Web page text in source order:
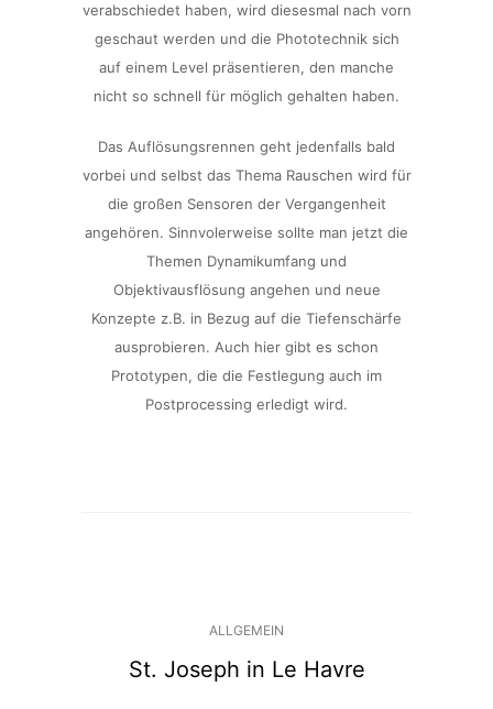
verabschiedet haben, wird diesesmal nach vorn
geschaut werden und die Phototechnik sich
auf einem Level präsentieren, den manche
nicht so schnell für möglich gehalten haben.
Das Auflösungsrennen geht jedenfalls bald
vorbei und selbst das Thema Rauschen wird für
die großen Sensoren der Vergangenheit
angehören. Sinnvolerweise sollte man jetzt die
Themen Dynamikumfang und
Objektivausflösung angehen und neue
Konzepte z.B. in Bezug auf die Tiefenschärfe
ausprobieren. Auch hier gibt es schon
Prototypen, die die Festlegung auch im
Postprocessing erledigt wird.
ALLGEMEIN
St. Joseph in Le Havre